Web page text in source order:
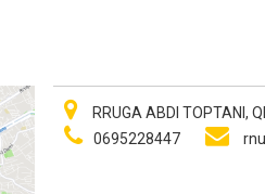
RRUGA ABDI TOPTANI,
0695228447